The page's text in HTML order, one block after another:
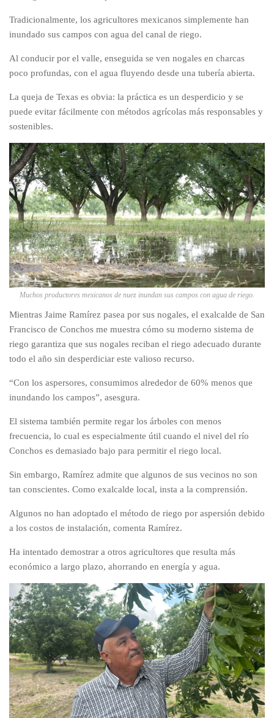
Tradicionalmente, los agricultores mexicanos simplemente han
inundado sus campos con agua del canal de riego.
Al conducir por el valle, enseguida se ven nogales en charcas
poco profundas, con el agua fluyendo desde una tubería abierta.
La queja de Texas es obvia: la práctica es un desperdicio y se
puede evitar fácilmente con métodos agrícolas más responsables y
sostenibles.
Muchos productores mexicanos de nuez inundan sus campos con agua de riego.
Mientras Jaime Ramírez pasea por sus nogales, el exalcalde de San
Francisco de Conchos me muestra cómo su moderno sistema de
riego garantiza que sus nogales reciban el riego adecuado durante
todo el año sin desperdiciar este valioso recurso.
“Con los aspersores, consumimos alrededor de 60% menos que
inundando los campos”, asesgura.
El sistema también permite regar los árboles con menos
frecuencia, lo cual es especialmente útil cuando el nivel del río
Conchos es demasiado bajo para permitir el riego local.
Sin embargo, Ramírez admite que algunos de sus vecinos no son
tan conscientes. Como exalcalde local, insta a la comprensión.
Algunos no han adoptado el método de riego por aspersión debido
a los costos de instalación, comenta Ramírez.
Ha intentado demostrar a otros agricultores que resulta más
económico a largo plazo, ahorrando en energía y agua.